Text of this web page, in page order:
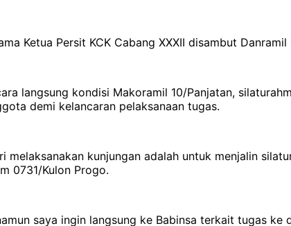
Ketua Persit KCK Cabang XXXII disambut
langsung kondisi Makoramil 10/Panjatan,
demi kelancaran pelaksanaan tugas.
melaksanakan kunjungan adalah untuk menjalin
0731/Kulon Progo.
saya ingin langsung ke Babinsa terkait tugas